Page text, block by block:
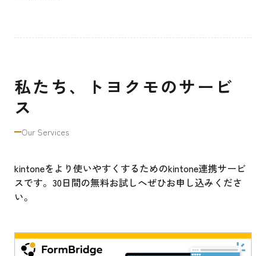
私たち、トヨクモのサービ
ス
Our Services
kintoneをより使いやすくするためのkintone連携サービ
スです。30日間の無料お試しへぜひお申し込みくださ
い。